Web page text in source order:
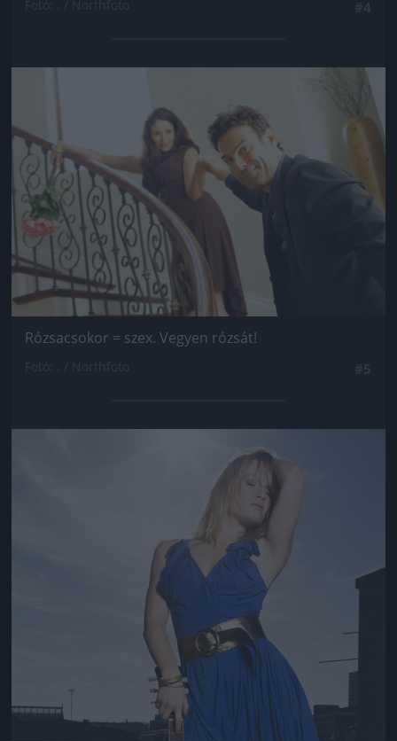
Rózsacsokor = szex. Vegyen rózsát!
Jön még kép!